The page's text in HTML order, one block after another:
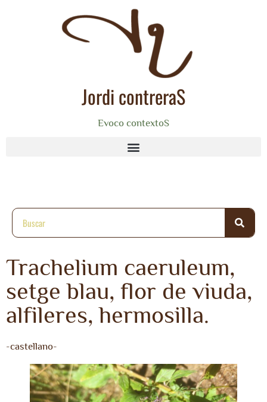
Jordi contreraS
Evoco contextoS
Trachelium caeruleum,
setge blau, flor de viuda,
alfileres, hermosilla.
-castellano-